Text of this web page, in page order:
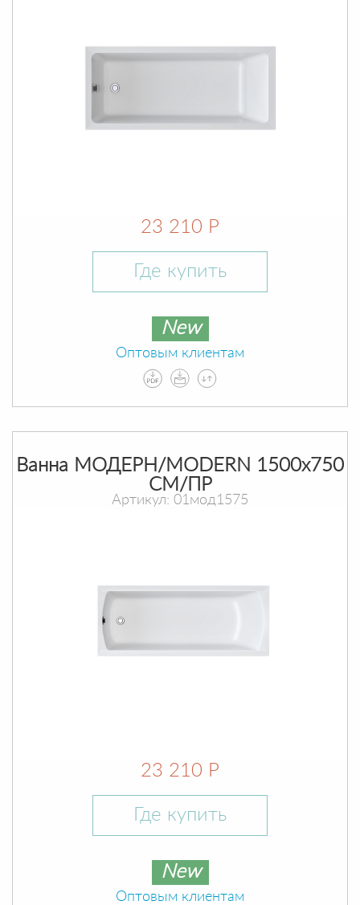
23 210 Р
Где купить
New
Оптовым клиентам
Ванна МОДЕРН/MODERN 1500х750
СМ/ПР
Артикул: 01мод1575
23 210 Р
Где купить
New
Оптовым клиентам